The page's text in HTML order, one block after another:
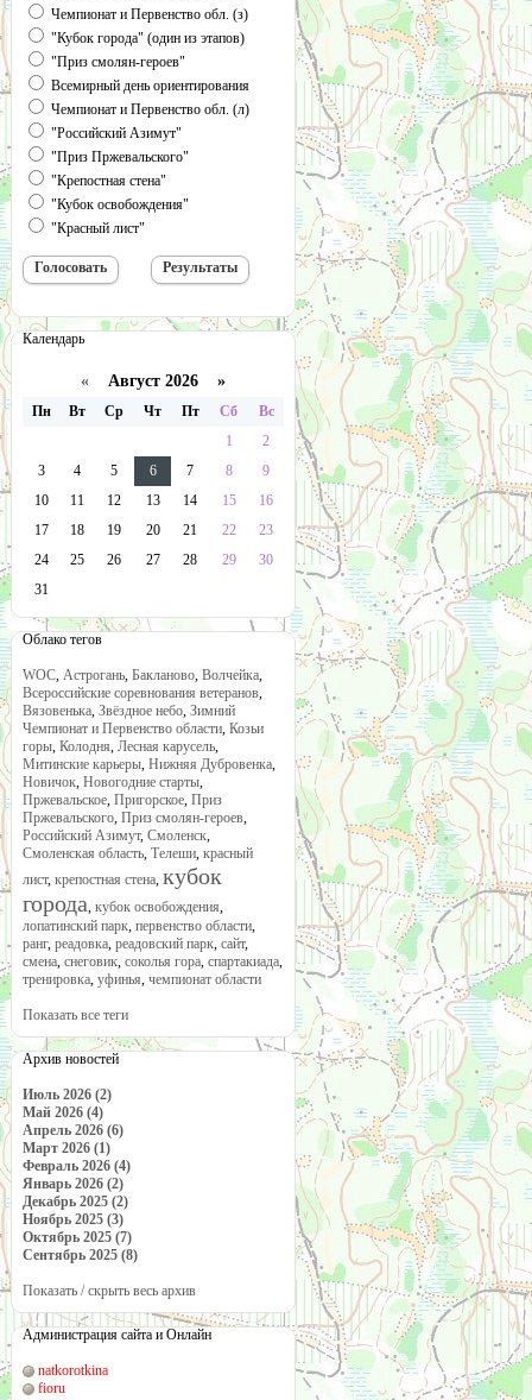
Чемпионат и Первенство обл. (з)
"Кубок города" (один из этапов)
"Приз смолян-героев"
Всемирный день ориентирования
Чемпионат и Первенство обл. (л)
"Российский Азимут"
"Приз Пржевальского"
"Крепостная стена"
"Кубок освобождения"
"Красный лист"
Календарь
« Август 2026 »
Пн Вт Ср Чт Пт Сб
Вс
1
2
3
4 5 6 7 8
9
10
11 12 13 14 15
16
17
18 19 20 21 22
23
24
25 26 27 28 29
30
31
Облако тегов
WOC, Астрогань, Бакланово, Волчейка,
Всероссийские соревнования ветеранов,
Вязовенька, Звёздное небо, Зимний
Чемпионат и Первенство области, Козьи
горы, Колодня, Лесная карусель,
Митинские карьеры, Нижняя Дубровенка,
Новичок, Новогодние старты,
Пржевальское, Пригорское, Приз
Пржевальского, Приз смолян-героев,
Российский Азимут, Смоленск,
Смоленская область, Телеши, красный
лист, крепостная стена, кубок
города, кубок освобождения,
лопатинский парк, первенство области,
ранг, реадовка, реадовский парк, сайт,
смена, снеговик, соколья гора, спартакиада,
тренировка, уфинья, чемпионат области
Показать все теги
Архив новостей
Июль 2026 (2)
Май 2026 (4)
Апрель 2026 (6)
Март 2026 (1)
Февраль 2026 (4)
Январь 2026 (2)
Декабрь 2025 (2)
Ноябрь 2025 (3)
Октябрь 2025 (7)
Сентябрь 2025 (8)
Показать / скрыть весь архив
Администрация сайта и Онлайн
natkorotkina
fioru